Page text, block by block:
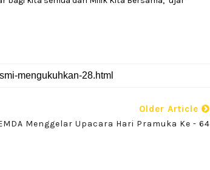
Older Article
Menggelar Upacara Hari Pramuka Ke - 64